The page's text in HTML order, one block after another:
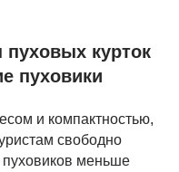
курток
пуховики
и компактностью,
свободно
пуховиков меньше